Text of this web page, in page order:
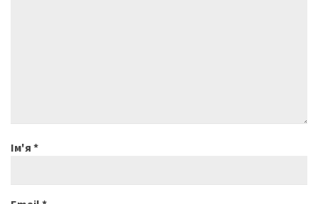
Ім'я *